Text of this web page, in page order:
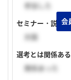
参加した
セミナー・説明
対面
選考とは関係あ
関係あった
会